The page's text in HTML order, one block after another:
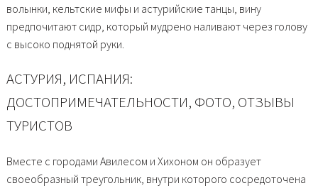
волынки, кельтские мифы и астурийские танцы, вину
предпочитают сидр, который мудрено наливают через голову
с высоко поднятой руки.
АСТУРИЯ, ИСПАНИЯ:
ДОСТОПРИМЕЧАТЕЛЬНОСТИ, ФОТО, ОТЗЫВЫ
ТУРИСТОВ
Вместе с городами Авилесом и Хихоном он образует
своеобразный треугольник, внутри которого сосредоточена